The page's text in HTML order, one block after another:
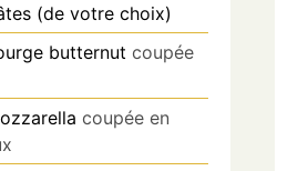
(de votre choix)
butternut coupée
coupée en